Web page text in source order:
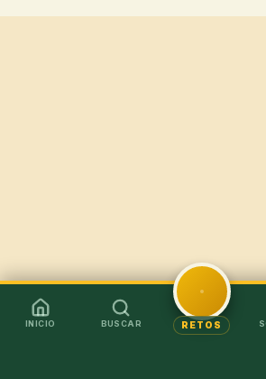
INICIO BUSCAR RETOS